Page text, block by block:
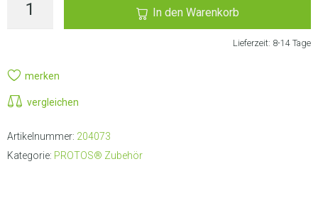
In den Warenkorb
Lieferzeit: 8-14 Tage
merken
vergleichen
Artikelnummer: 204073
Kategorie: PROTOS® Zubehör